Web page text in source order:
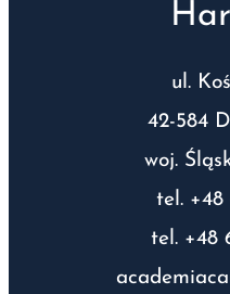
ul.
42-584
woj.
tel. +48
tel. +48